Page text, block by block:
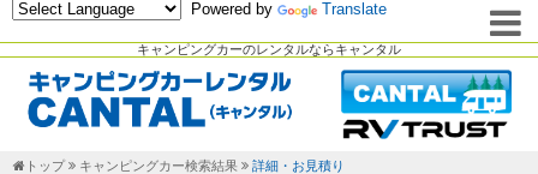
キャンピングカーのレンタルならキャンタル
Powered by Translate
トップ キャンピングカー検索結果 詳細・お見積り